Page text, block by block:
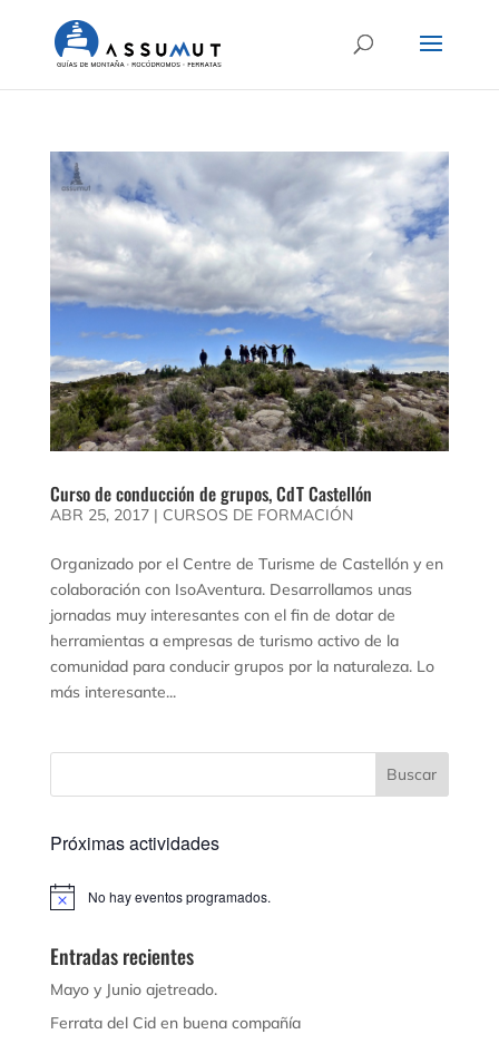
Curso de conducción de grupos, CdT Castellón
ABR 25, 2017| CURSOS DE FORMACIÓN
Organizado por el Centre de Turisme de Castellón y en
colaboración con IsoAventura. Desarrollamos unas
jornadas muy interesantes con el fin de dotar de
herramientas a empresas de turismo activo de la
comunidad para conducir grupos por la naturaleza. Lo
más interesante...
Próximas actividades
Aviso No hay eventos programados.
Entradas recientes
Mayo y Junio ajetreado.
Ferrata del Cid en buena compañía